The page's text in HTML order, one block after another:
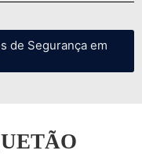
de Segurança em